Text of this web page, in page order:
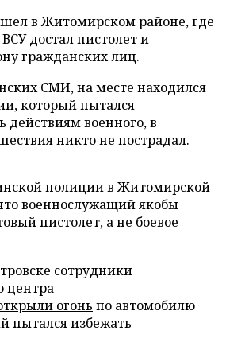
в Житомирском районе, где
достал пистолет и
гражданских лиц.
СМИ, на месте находился
который пытался
действиям военного, в
никто не пострадал.
полиции в Житомирской
военнослужащий якобы
пистолет, а не боевое
сотрудники
центра
огонь по автомобилю
пытался избежать